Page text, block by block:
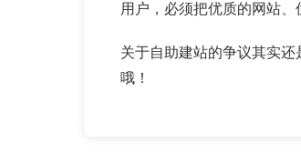
用户，必须把优质的网站
关于自助建站的争议其实
哦！